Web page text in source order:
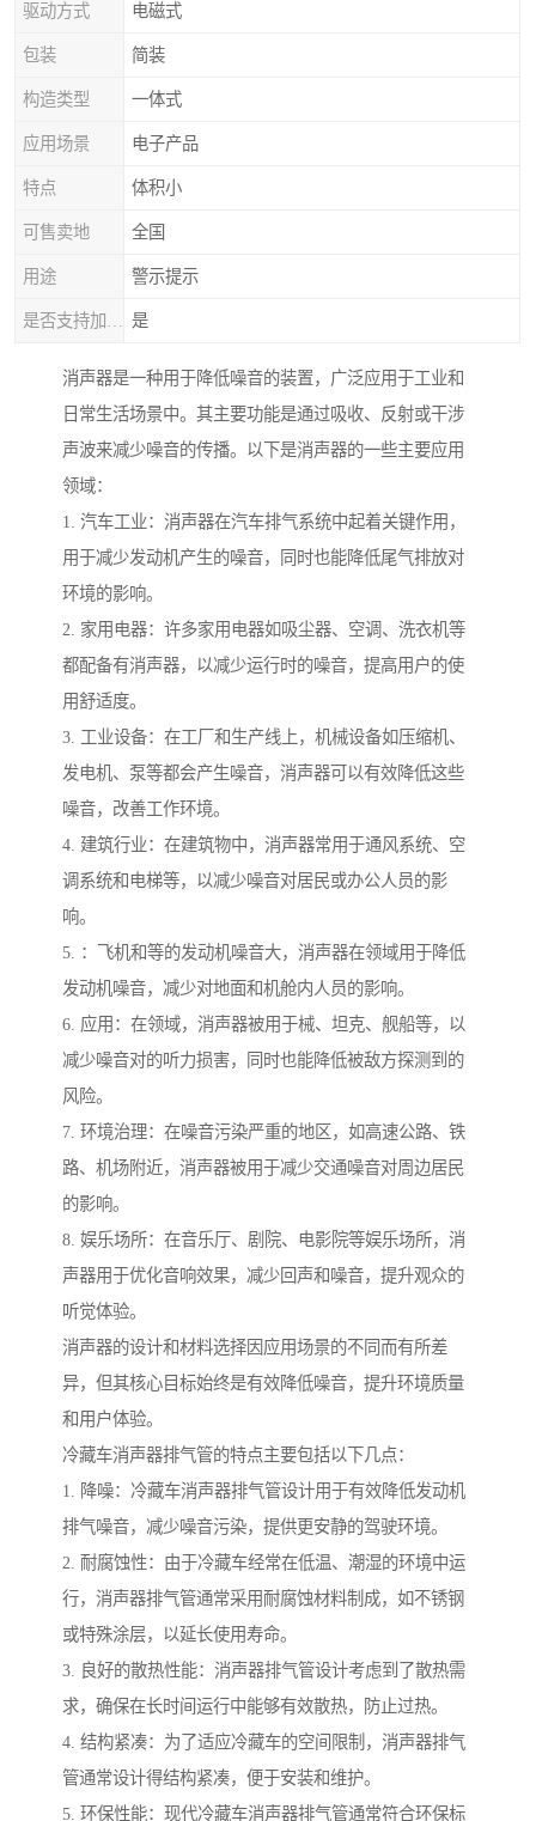
驱动方式 电磁式
包装 简装
构造类型 一体式
应用场景 电子产品
特点 体积小
可售卖地 全国
用途 警示提示
是
消声器是一种用于降低噪音的装置，广泛应用于工业和
日常生活场景中。其主要功能是通过吸收、反射或干涉
声波来减少噪音的传播。以下是消声器的一些主要应用
领域：
1. 汽车工业：消声器在汽车排气系统中起着关键作用，
用于减少发动机产生的噪音，同时也能降低尾气排放对
环境的影响。
2. 家用电器：许多家用电器如吸尘器、空调、洗衣机等
都配备有消声器，以减少运行时的噪音，提高用户的使
用舒适度。
3. 工业设备：在工厂和生产线上，机械设备如压缩机、
发电机、泵等都会产生噪音，消声器可以有效降低这些
噪音，改善工作环境。
4. 建筑行业：在建筑物中，消声器常用于通风系统、空
调系统和电梯等，以减少噪音对居民或办公人员的影
响。
5. ：飞机和等的发动机噪音大，消声器在领域用于降低
发动机噪音，减少对地面和机舱内人员的影响。
6. 应用：在领域，消声器被用于械、坦克、舰船等，以
减少噪音对的听力损害，同时也能降低被敌方探测到的
风险。
7. 环境治理：在噪音污染严重的地区，如高速公路、铁
路、机场附近，消声器被用于减少交通噪音对周边居民
的影响。
8. 娱乐场所：在音乐厅、剧院、电影院等娱乐场所，消
声器用于优化音响效果，减少回声和噪音，提升观众的
听觉体验。
消声器的设计和材料选择因应用场景的不同而有所差
异，但其核心目标始终是有效降低噪音，提升环境质量
和用户体验。
冷藏车消声器排气管的特点主要包括以下几点：
1. 降噪：冷藏车消声器排气管设计用于有效降低发动机
排气噪音，减少噪音污染，提供更安静的驾驶环境。
2. 耐腐蚀性：由于冷藏车经常在低温、潮湿的环境中运
行，消声器排气管通常采用耐腐蚀材料制成，如不锈钢
或特殊涂层，以延长使用寿命。
3. 良好的散热性能：消声器排气管设计考虑到了散热需
求，确保在长时间运行中能够有效散热，防止过热。
4. 结构紧凑：为了适应冷藏车的空间限制，消声器排气
管通常设计得结构紧凑，便于安装和维护。
5. 环保性能：现代冷藏车消声器排气管通常符合环保标